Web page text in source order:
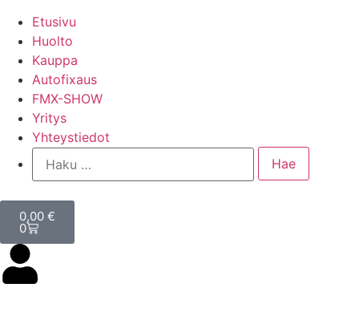
Etusivu
Huolto
Kauppa
Autofixaus
FMX-SHOW
Yritys
Yhteystiedot
0,00 €
0